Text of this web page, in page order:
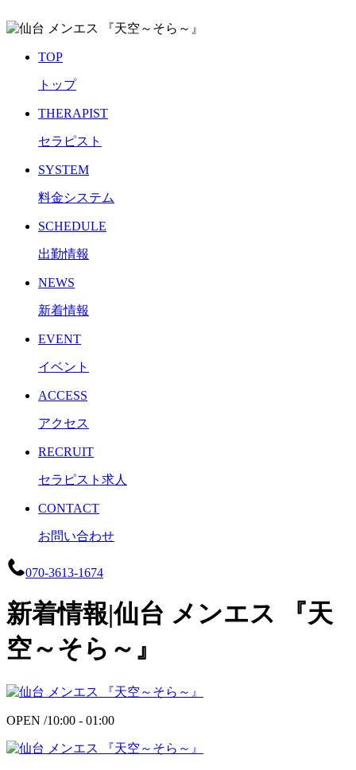
TOP
トップ
THERAPIST
セラピスト
SYSTEM
料金システム
SCHEDULE
出勤情報
NEWS
新着情報
EVENT
イベント
ACCESS
アクセス
RECRUIT
セラピスト求人
CONTACT
お問い合わせ
070-3613-1674
新着情報|仙台 メンエス 『天
空～そら～』
OPEN /10:00 - 01:00